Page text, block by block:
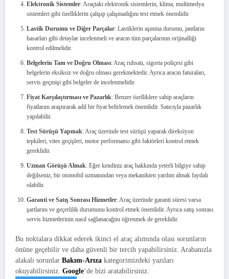
Elektronik Sistemler: Araçtaki elektronik sistemlerin, klima, multimedya
sistemleri gibi özelliklerin çalışıp çalışmadığını test etmek önemlidir.
Lastik Durumu ve Diğer Parçalar: Lastiklerin aşınma durumu, jantların
hasarları gibi detaylar incelenmeli ve aracın tüm parçalarının orijinalliği
kontrol edilmelidir.
Belgelerin Tam ve Doğru Olması: Araç ruhsatı, sigorta poliçesi gibi
belgelerin eksiksiz ve doğru olması gerekmektedir. Ayrıca aracın faturaları,
servis geçmişi gibi belgeler de incelenmelidir.
Fiyat Karşılaştırması ve Pazarlık: Benzer özelliklere sahip araçların
fiyatlarını araştırarak adil bir fiyat belirlemek önemlidir. Satıcıyla pazarlık
yapılabilir.
Test Sürüşü Yapmak: Araç üzerinde test sürüşü yaparak direksiyon
tepkileri, vites geçişleri, motor performansı gibi faktörleri kontrol etmek
gereklidir.
Uzman Görüşü Almak: Eğer kendiniz araç hakkında yeterli bilgiye sahip
değilseniz, bir otomobil uzmanından veya mekanikten yardım almak faydalı
olabilir.
Garanti ve Satış Sonrası Hizmetler: Araç üzerinde garanti süresi varsa
şartlarını ve geçerlilik durumunu kontrol etmek önemlidir. Ayrıca satış sonrası
servis hizmetlerinin nasıl sağlanacağını öğrenmek de gereklidir.
Bu noktalara dikkat ederek ikinci el araç alımında olası sorunların
önüne geçebilir ve daha güvenli bir tercih yapabilirsiniz. Arabanızla
alakalı sorunlar Bakım-Arıza kategorimizdeki yazıları
okuyabilirsiniz. Google‘de bizi aratabilirsiniz.